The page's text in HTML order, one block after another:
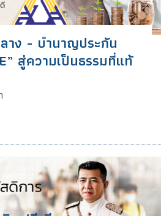
าง - บำนาญประกัน
สู่ความเป็นธรรมที่แท้